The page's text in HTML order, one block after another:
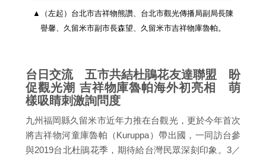
▲（左起）台北市吉祥物熊讚、台北市觀光傳播局副局長陳
譽馨、久留米市副市長森望、久留米市吉祥物庫魯帕。
台日交流 五市共結杜鵑花友達聯盟 盼
促觀光潮 吉祥物庫魯帕海外初亮相 萌
樣吸睛刺激詢問度
九州福岡縣久留米市近年力推在台觀光，更於今年首次
將吉祥物河童庫魯帕（Kuruppa）帶出國，一同訪台參
與2019台北杜鵑花季，期待給台灣民眾深刻印象。3／